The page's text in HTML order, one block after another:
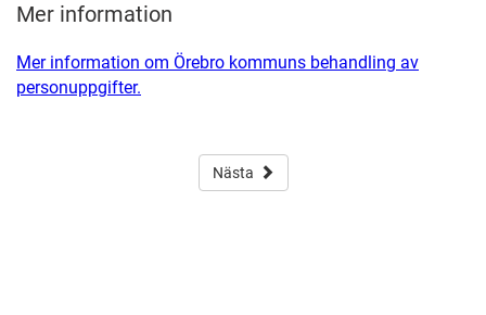
Mer information
Mer information om Örebro kommuns behandling av
personuppgifter.
Nästa